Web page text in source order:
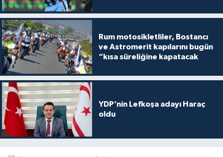
Rum motosikletliler, Bostancı
ve Astromerit kapılarını bugün
“kısa süreliğine kapatacak
YDP’nin Lefkoşa adayı Haraç
oldu